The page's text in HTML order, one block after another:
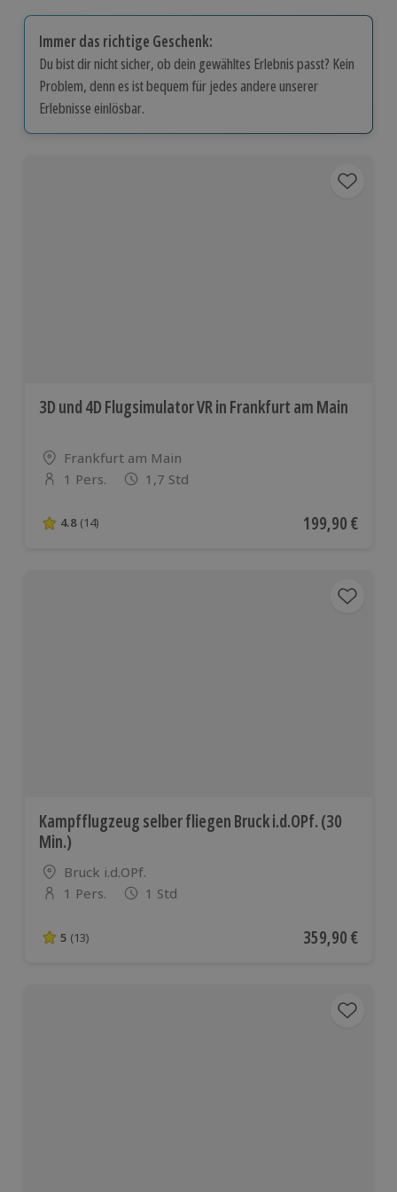
Immer das richtige Geschenk:
Du bist dir nicht sicher, ob dein gewähltes Erlebnis passt? Kein
Problem, denn es ist bequem für jedes andere unserer
Erlebnisse einlösbar.
3D und 4D Flugsimulator VR in Frankfurt am Main
Standort
Frankfurt am Main
Anzahl der Teilnehmer
1 Pers. 1,7 Std
4.8 von 5 Sternen basierend auf 14 Bewertungen
4.8 (14) Aktueller Preis
199,90 €
Kampfflugzeug selber fliegen Bruck i.d.OPf. (30
Min.)
Standort
Bruck i.d.OPf.
Anzahl der Teilnehmer
1 Pers. 1 Std
5 von 5 Sternen basierend auf 13 Bewertungen
5 (13) Aktueller Preis
359,90 €